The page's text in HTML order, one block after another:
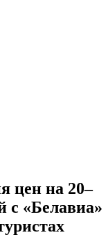
цен на 20–
с «Белавиа»